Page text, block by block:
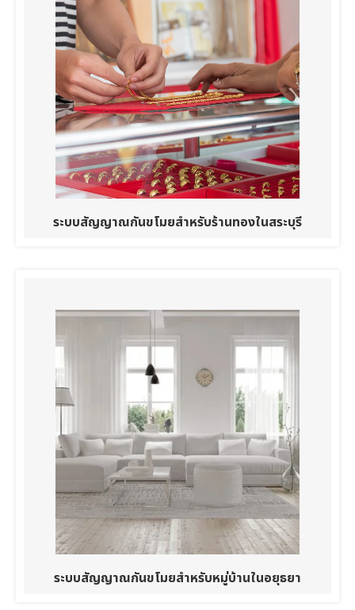
ระบบสัญญาณกันขโมยสำหรับร้านทองในสระบุรี
ระบบสัญญาณกันขโมยสำหรับหมู่บ้านในอยุธยา